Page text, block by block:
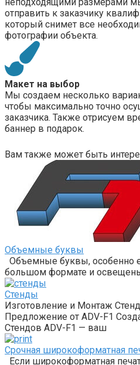
отправить к заказчику
который снимет все
фотографии объекта.
Макет на выбор
Мы создаем несколько
чтобы максимально точно
заказчика. Также отрисуем
баннер в подарок.
Вам также может быть
Объемные буквы
Объемные буквы, особенно
большом формате и
Стенды
Изготовление и Монтаж
Предложение от ADV-F1
Стендов ADV-F1 — ваш
Срочная широкоформатная
Если широкоформатная